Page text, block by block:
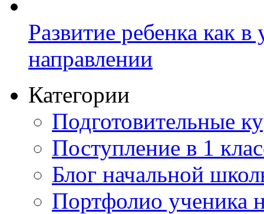
Развитие ребенка как
направлении
Категории
Подготовительные
Поступление в 1
Блог начальной
Портфолио ученика